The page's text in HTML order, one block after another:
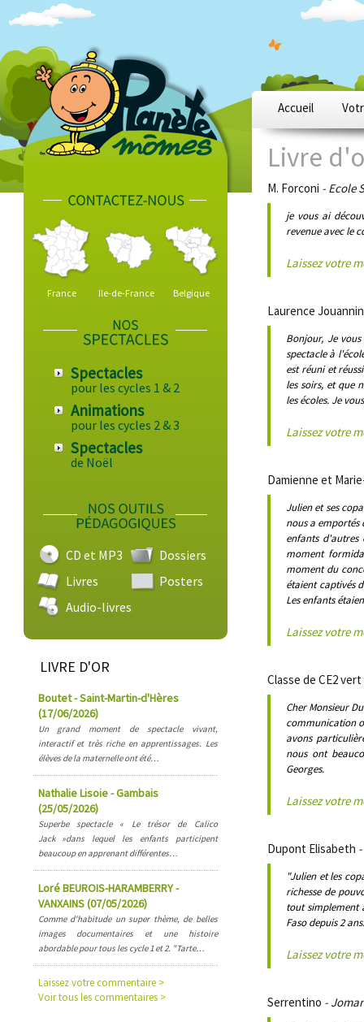
Accueil
Livre
M. Forconi - Ecole
je vous ai
revenue avec le
Laissez votre
Laurence Jouannin
Bonjour, Je
spectacle à
est réuni et
les soirs, et que
les écoles. Je
Laissez votre
Damienne et
Julien et ses
nous a emportés
enfants d'autres
moment
moment du
étaient captivés
Les enfants
Laissez votre
Classe de CE2 vert
Cher Monsieur
communication
avons
nous ont
Georges.
Laissez votre
Dupont Elisabeth
"Julien et les
richesse de
tout simplement
Faso depuis 2
Laissez votre
Serrentino -
France Ile-de-France Belgique
Spectacles
pour les cycles 1 & 2
Animations
pour les cycles 2 & 3
Spectacles
de Noël
CD et MP3
Dossiers
Livres
Posters
Audio-livres
LIVRE D'OR
Boutet - Saint-Martin-d'Hères
(17/06/2026)
Un grand moment de spectacle vivant,
interactif et très riche en apprentissages. Les
élèves de la maternelle ont été…
Nathalie Lisoie - Gambais
(25/05/2026)
Superbe spectacle « Le trésor de Calico
Jack »dans lequel les enfants participent
beaucoup en apprenant différentes…
Loré BEUROIS-HARAMBERRY -
VANXAINS (07/05/2026)
Comme d'habitude un super thème, de belles
images documentaires et une histoire
abordable pour tous les cycle 1 et 2. "Tarte…
Laissez votre commentaire >
Voir tous les commentaires >